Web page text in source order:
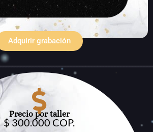
Adquirir grabación
Precio por taller
$ 300.000 COP.